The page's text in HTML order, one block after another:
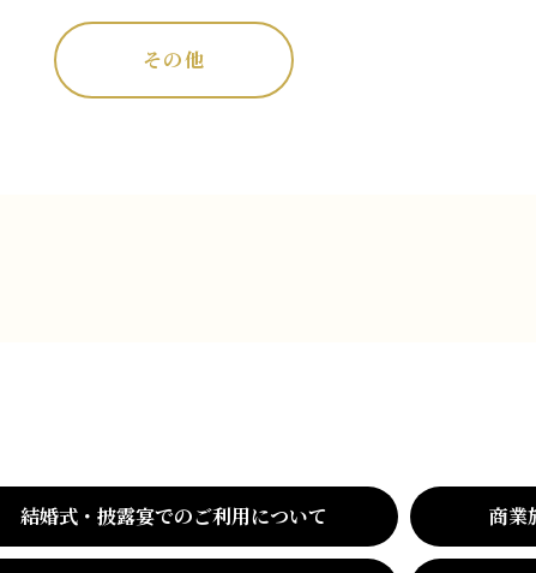
その他
結婚式・披露宴でのご利用について 商業